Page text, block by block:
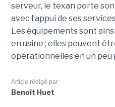
serveur, le texan porte
avec l’appui de ses
Les équipements sont
en usine ; elles peuvent
opérationnelles en un peu
Article rédigé par
Benoît Huet